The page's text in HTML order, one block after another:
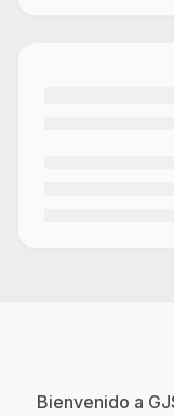
Bienvenido a